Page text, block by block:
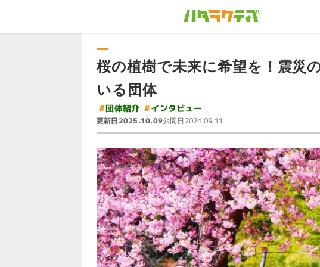
桜の植樹で未来に希望を！震災
いる団体
#団体紹介 #インタビュー
更新日2025.10.09公開日2024.09.11